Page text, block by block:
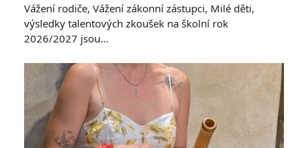
Vážení rodiče, Vážení zákonní zástupci, Milé děti,
výsledky talentových zkoušek na školní rok
2026/2027 jsou…